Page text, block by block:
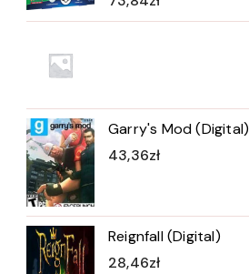
Garry's Mod (Digital)
43,36zł
Reignfall (Digital)
28,46zł